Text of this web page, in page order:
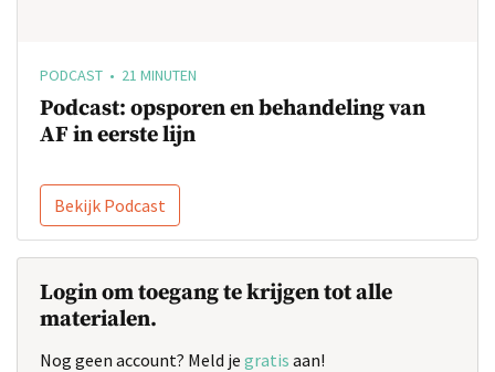
PODCAST • 21 MINUTEN
Podcast: opsporen en behandeling van
AF in eerste lijn
Bekijk Podcast
Login om toegang te krijgen tot alle
materialen.
Nog geen account? Meld je gratis aan!